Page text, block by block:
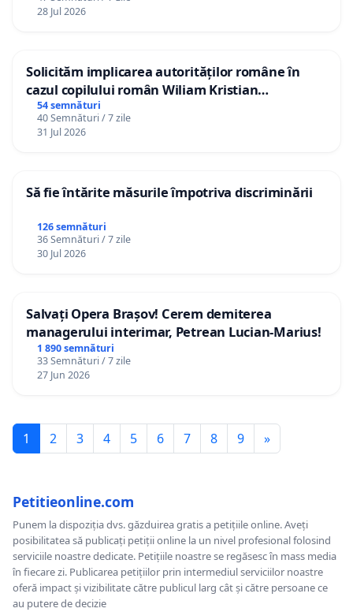
28 Jul 2026
Solicităm implicarea autorităților române în
cazul copilului român Wiliam Kristian
Gheorghe, aflat în plasament în Danemarca de
12 ani
54 semnături
40 Semnături / 7 zile
31 Jul 2026
Să fie întărite măsurile împotriva discriminării
126 semnături
36 Semnături / 7 zile
30 Jul 2026
Salvați Opera Brașov! Cerem demiterea
managerului interimar, Petrean Lucian-Marius!
1 890 semnături
33 Semnături / 7 zile
27 Jun 2026
1 2 3 4 5 6 7 8 9 »
Petitieonline.com
Punem la dispoziția dvs. găzduirea gratis a petițiile online. Aveți
posibilitatea să publicați petiții online la un nivel profesional folosind
serviciile noastre dedicate. Petițiile noastre se regăsesc în mass media
în fiecare zi. Publicarea petițiilor prin intermediul serviciilor noastre
oferă impact și vizibilitate către publicul larg cât și către persoane ce
au putere de decizie